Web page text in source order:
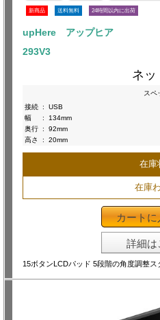
新商品 送料無料 24時間以内に出荷
upHere アップヒア
293V3
ネッ
スペ
接続 :
USB
幅
:
134mm
奥行 :
92mm
高さ
: 20mm
在庫
在庫
カートに
詳細は
15ボタンLCDパッド 5段階の角度調整ス